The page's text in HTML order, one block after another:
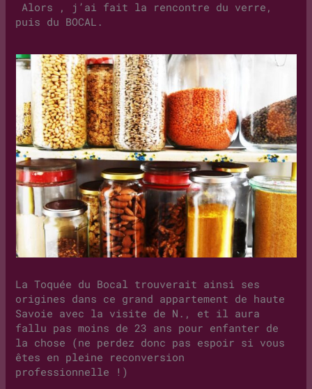
Alors , j’ai fait la rencontre du verre,
puis du BOCAL.
La Toquée du Bocal trouverait ainsi ses
origines dans ce grand appartement de haute
Savoie avec la visite de N., et il aura
fallu pas moins de 23 ans pour enfanter de
la chose (ne perdez donc pas espoir si vous
êtes en pleine reconversion
professionnelle !)